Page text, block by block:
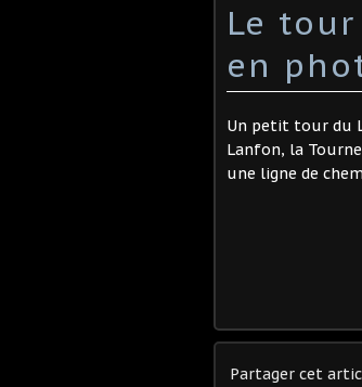
Le
en
Un petit tour du
Lanfon, la
une ligne de
Partager cet